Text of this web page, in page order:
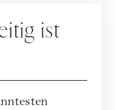
ist